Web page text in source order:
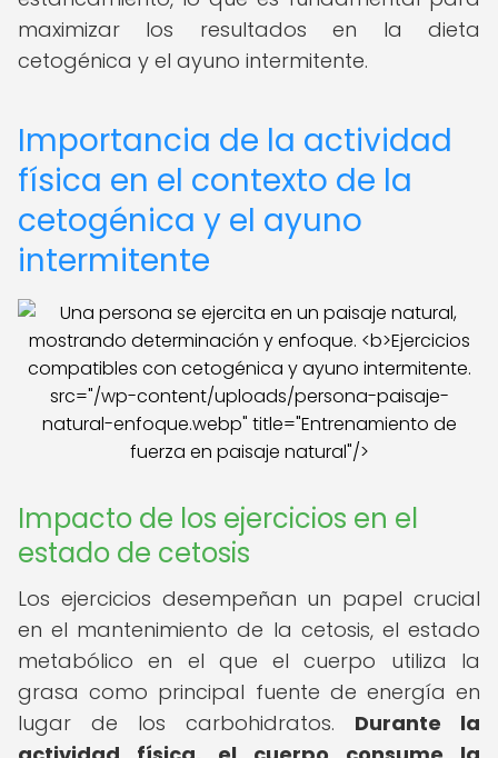
maximizar los resultados en la dieta
cetogénica y el ayuno intermitente.
Importancia de la actividad
física en el contexto de la
cetogénica y el ayuno
intermitente
src="/wp-content/uploads/persona-paisaje-
natural-enfoque.webp" title="Entrenamiento de
fuerza en paisaje natural"/>
Impacto de los ejercicios en el
estado de cetosis
Los ejercicios desempeñan un papel crucial
en el mantenimiento de la cetosis, el estado
metabólico en el que el cuerpo utiliza la
grasa como principal fuente de energía en
lugar de los carbohidratos. Durante la